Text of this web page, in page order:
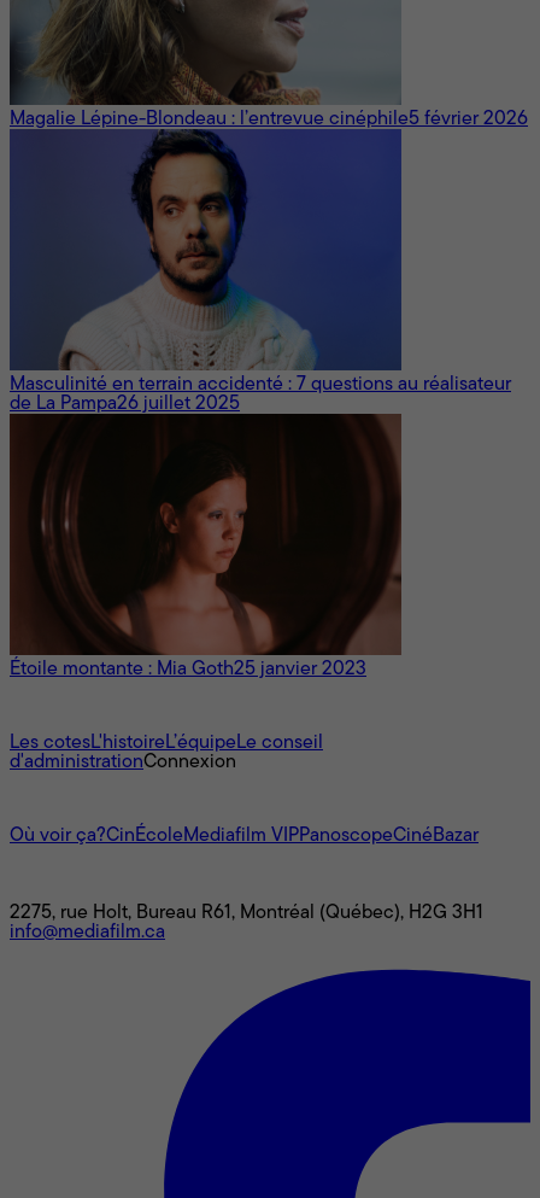
Magalie Lépine-Blondeau : l’entrevue cinéphile5 février 2026
Masculinité en terrain accidenté : 7 questions au réalisateur
de La Pampa26 juillet 2025
Étoile montante : Mia Goth25 janvier 2023
Les cotesL'histoire L’équipe Le conseil
d'administrationConnexion
Où voir ça?CinÉcole Mediafilm VIPPanoscopeCinéBazar
2275, rue Holt, Bureau R61, Montréal (Québec), H2G 3H1
info@mediafilm.ca